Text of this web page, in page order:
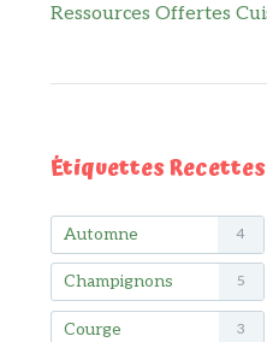
Ressources Offertes
Étiquettes Recettes
Automne 4
Champignons 5
Courge 3